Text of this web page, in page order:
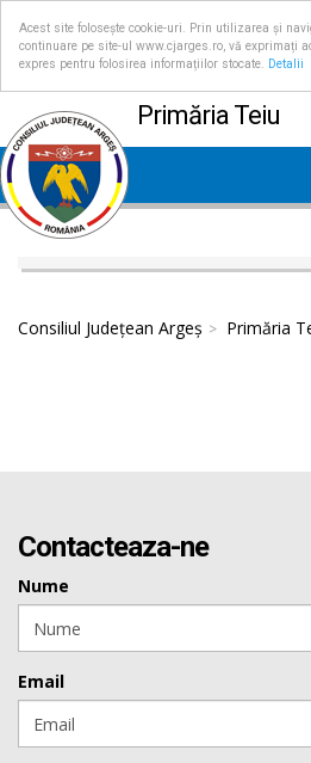
Acest site folosește cookie-uri. Prin utilizarea și
continuare pe site-ul www.cjarges.ro, vă exprimați
expres pentru folosirea informațiilor stocate.
Detalii
Primăria Teiu
Consiliul Județean Argeș Primăria
Contacteaza-ne
Nume
Email